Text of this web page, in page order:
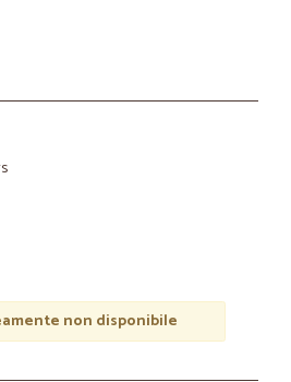
non disponibile